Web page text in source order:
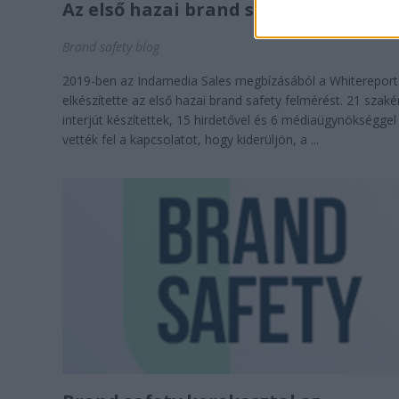
Az első hazai brand safety felmérés
Brand safety blog
2019-ben az Indamedia Sales megbízásából a Whitereport
elkészítette az első hazai brand safety felmérést. 21
interjút készítettek, 15 hirdetővel és 6 médiaügynökséggel
vették fel a kapcsolatot, hogy kiderüljön, a ...